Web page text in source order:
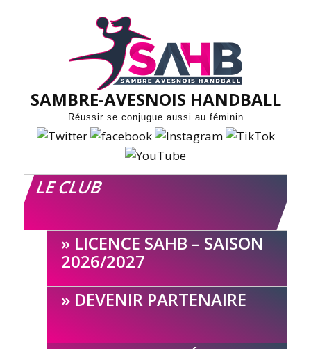
SAMBRE-AVESNOIS HANDBALL
Réussir se conjugue aussi au féminin
LE CLUB
LICENCE SAHB – SAISON
2026/2027
DEVENIR PARTENAIRE